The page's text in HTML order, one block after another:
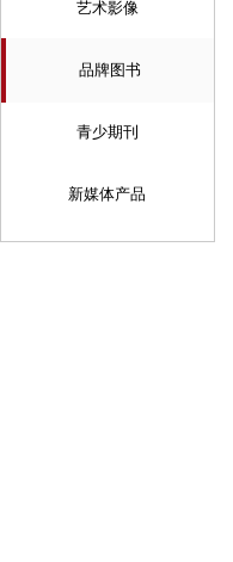
艺术影像
品牌图书
青少期刊
新媒体产品